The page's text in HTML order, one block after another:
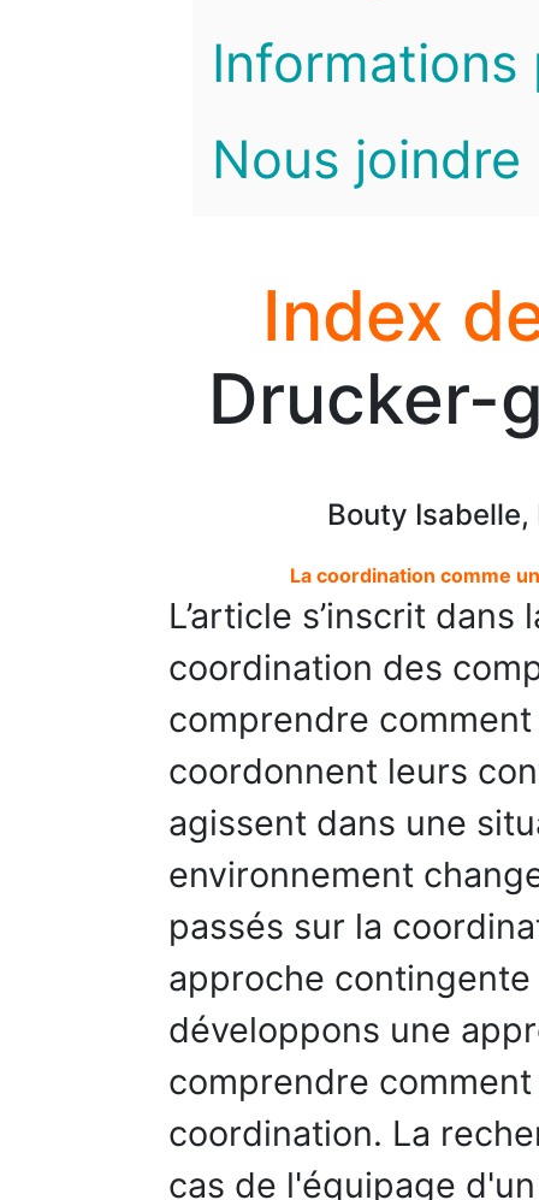
Informations
Nous joindre
Index
Drucker-
Bouty
La coordination comme
L’article s’inscrit
coordination des
comprendre
coordonnent leurs
agissent dans une
environnement
passés sur la
approche
développons une
comprendre
coordination. La
cas de l'équipage